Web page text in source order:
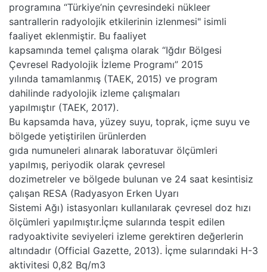
programına “Türkiye’nin çevresindeki nükleer
santrallerin radyolojik etkilerinin izlenmesi" isimli
faaliyet eklenmiştir. Bu faaliyet
kapsamında temel çalışma olarak “Iğdır Bölgesi
Çevresel Radyolojik İzleme Programı” 2015
yılında tamamlanmış (TAEK, 2015) ve program
dahilinde radyolojik izleme çalışmaları
yapılmıştır (TAEK, 2017).
Bu kapsamda hava, yüzey suyu, toprak, içme suyu ve
bölgede yetiştirilen ürünlerden
gıda numuneleri alınarak laboratuvar ölçümleri
yapılmış, periyodik olarak çevresel
dozimetreler ve bölgede bulunan ve 24 saat kesintisiz
çalışan RESA (Radyasyon Erken Uyarı
Sistemi Ağı) istasyonları kullanılarak çevresel doz hızı
ölçümleri yapılmıştır.İçme sularında tespit edilen
radyoaktivite seviyeleri izleme gerektiren değerlerin
altındadır (Official Gazette, 2013). İçme sularındaki H-3
aktivitesi 0,82 Bq/m3